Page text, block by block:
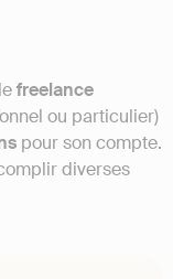
freelance
ou particulier)
pour son compte.
diverses